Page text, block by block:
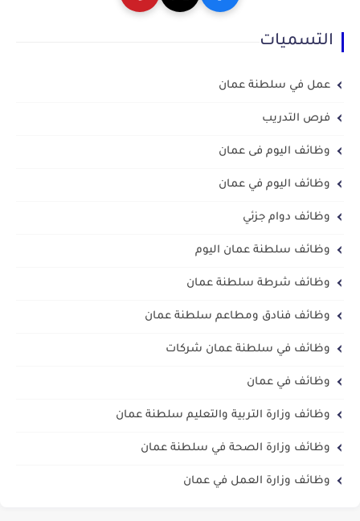
التسميات
عمل في سلطنة عمان
فرص التدريب
وظائف اليوم فى عمان
وظائف اليوم في عمان
وظائف دوام جزئي
وظائف سلطنة عمان اليوم
وظائف شرطة سلطنة عمان
وظائف فنادق ومطاعم سلطنة عمان
وظائف في سلطنة عمان شركات
وظائف في عمان
وظائف وزارة التربية والتعليم سلطنة عمان
وظائف وزارة الصحة في سلطنة عمان
وظائف وزارة العمل في عمان